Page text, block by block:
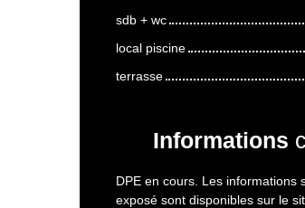
sdb + wc
local piscine
terrasse
Informations
DPE en cours. Les informations
exposé sont disponibles sur le